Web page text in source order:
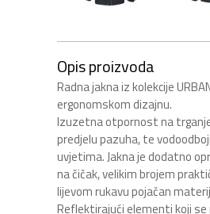
Opis proizvoda
Radna jakna iz kolekcije
ergonomskom dizajnu.
Izuzetna otpornost na
predjelu pazuha, te
uvjetima. Jakna je dodatno
na čičak, velikim brojem
lijevom rukavu pojačan
Reflektirajući elementi koji